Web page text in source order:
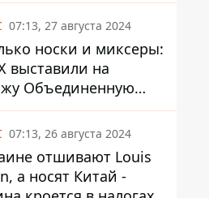
07:13, 27 августа 2024
носки и миксеры:
выставили на
Объединенную
Химическую
за многие
07:13, 26 августа 2024
отшивают Louis
а носят Китай -